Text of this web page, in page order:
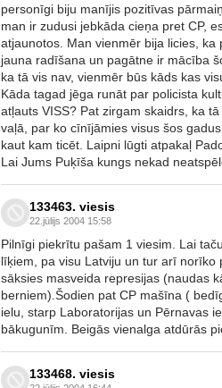
personīgi biju manījis pozitīvas
man ir zudusi jebkāda cieņa pret CP,
atjaunotos. Man vienmēr bija licies,
jauna radīšana un pagātne ir mācība
ka tā vis nav, vienmēr būs kāds kas
Kāda tagad jēga runāt par policista
atļauts VISS? Pat zirgam skaidrs, ka
vaļā, par ko cīnījāmies visus šos
kaut kam ticēt. Laipni lūgti atpakaļ
Lai Jums Puķīša kungs nekad
133463. viesis
22.jūlijs 2004 15:58
Pilnīgi piekrītu pašam 1 viesim. Lai
līķiem, pa visu Latviju un tur arī norīko
sāksies masveida represijas (naudas
berniem).Šodien pat CP mašīna (
ielu, starp Laboratorijas un Pērnavas
bākugunīm. Beigās vienalga atdūrās
133468. viesis